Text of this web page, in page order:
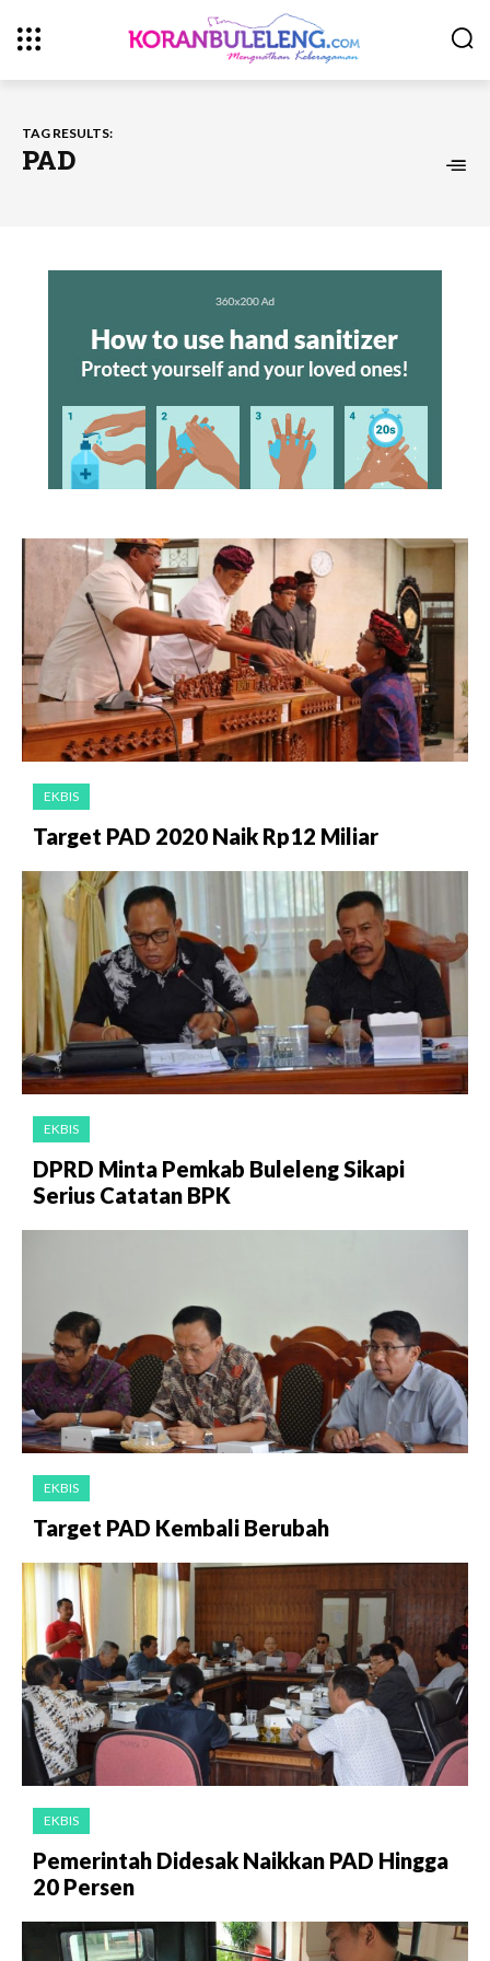
TAG RESULTS:
PAD
EKBIS
Target PAD 2020 Naik Rp12 Miliar
EKBIS
DPRD Minta Pemkab Buleleng Sikapi
Serius Catatan BPK
EKBIS
Target PAD Kembali Berubah
EKBIS
Pemerintah Didesak Naikkan PAD Hingga
20 Persen